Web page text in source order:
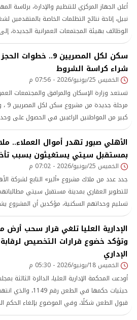
أعلن الجهاز المركزي للتنظيم والإدارة، برئاسة
نبيل، إتاحة نتائج التظلمات الخاصة بالمتقدمين
الوظائف بهيئة المجتمعات العمرانية الجديدة،
من الجهات التابعة لوزارة النقل،
سكن لكل المصريين 9..
شراء كراسة الشروط
الخميس 25/يونيو/2026 - 07:56 م
تستعد وزارة الإسكان والمرافق والمجتمعات
كبير من المواطنين الراغبين في الحصول على
ضمن المبادرة، خاصة من الشباب ومحدودي
الأهلي صبور تهدر أموال العملاء..
بمستقبل سيتي يستغيثون بسبب
الخميس 25/يونيو/2026 - 07:02 م
جدد عدد من ملاك مشروع «ألير» التابع لشركة
للتطوير العقاري بمدينة مستقبل سيتي
تسليم وحداتهم السكنية، مؤكدين أن المشروع
يمتد لعدة سنوات مقارنة بالمواعيد التي تم
التعاقد.
الإدارية العليا تلغي قرار سحب
وتؤكد خضوع قرارات التخصيص
الإداري
الخميس 18/يونيو/2026 - 05:30 م
أودعت المحكمة الإدارية العليا، الدائرة الثالثة
حيثيات حكمها في الطعن رقم
قبول الطعن شكلًا، وفي الموضوع بإلغاء الحكم
محكمة القضاء الإداري، والقضاء مجددًا بإلغاء